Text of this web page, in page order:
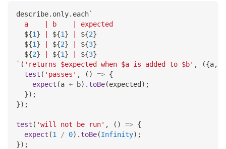
describe. only. each`
  a    | b    | expected
${1} ${1} ${2}
${1} ${2} ${3}
${2} ${1} ${3}
` ( 'returns $expected when $a is added to $b' , ({a,
test ( 'passes' , ( ) => {
expect (a + b) . toBe(expected ) ;
}) ;
}) ;
test ( 'will not be run' , ( ) => {
expect (1 / 0) . toBe(Infinity) ;
}) ;